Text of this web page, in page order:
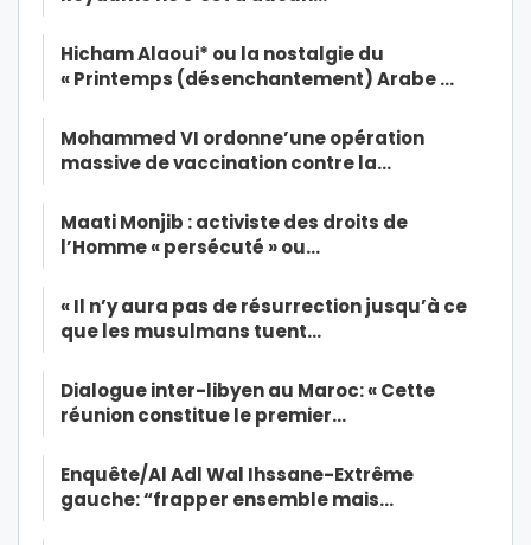
Hicham Alaoui* ou la nostalgie du
« Printemps (désenchantement) Arabe …
Mohammed VI ordonne’une opération
massive de vaccination contre la…
Maati Monjib : activiste des droits de
l’Homme « persécuté » ou…
« Il n’y aura pas de résurrection jusqu’à ce
que les musulmans tuent…
Dialogue inter-libyen au Maroc: « Cette
réunion constitue le premier…
Enquête/Al Adl Wal Ihssane-Extrême
gauche: “frapper ensemble mais…